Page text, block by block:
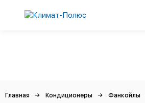
Главная Кондиционеры Фанкойлы